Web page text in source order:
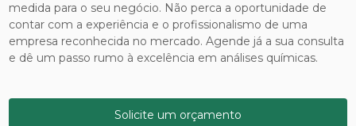
medida para o seu negócio. Não perca a oportunidade de
contar com a experiência e o profissionalismo de uma
empresa reconhecida no mercado. Agende já a sua consulta
e dê um passo rumo à excelência em análises químicas.
Solicite um orçamento